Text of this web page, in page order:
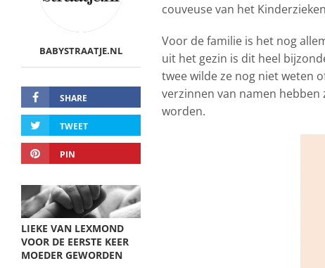
BABYSTRAATJE.NL
SHARE
TWEET
PIN
LIEKE VAN LEXMOND
VOOR DE EERSTE KEER
MOEDER GEWORDEN
couveuse van het
Voor de familie is het nog
uit het gezin is dit heel
twee wilde ze nog niet weten
verzinnen van namen hebben
worden.